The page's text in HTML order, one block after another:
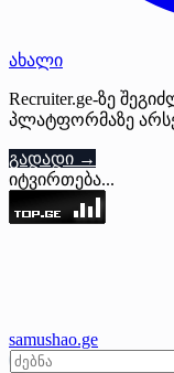
ახალი
Recruiter.ge-ზე
პლატფორმაზე
გადადი →
იტვირთება...
samushao.ge